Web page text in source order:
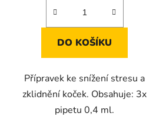
DO KOŠÍKU
Přípravek ke snížení stresu a
zklidnění koček. Obsahuje: 3x
pipetu 0,4 ml.